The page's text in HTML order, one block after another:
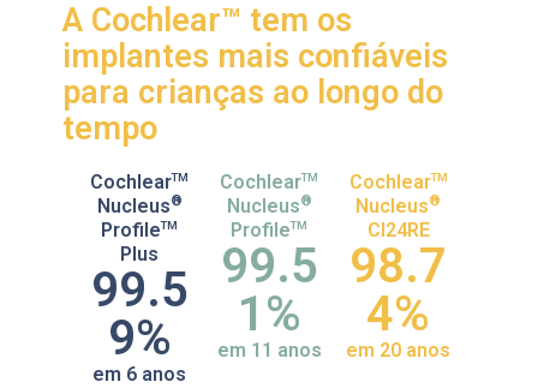
A Cochlear™ tem os
implantes mais confiáveis
para crianças ao longo do
tempo
CochlearTM
Nucleus®
ProfileTM
Plus
99.5
9%
em 6 anos
CochlearTM
Nucleus®
ProfileTM
99.5
1%
em 11 anos
CochlearTM
Nucleus®
CI24RE
98.7
4%
em 20 anos